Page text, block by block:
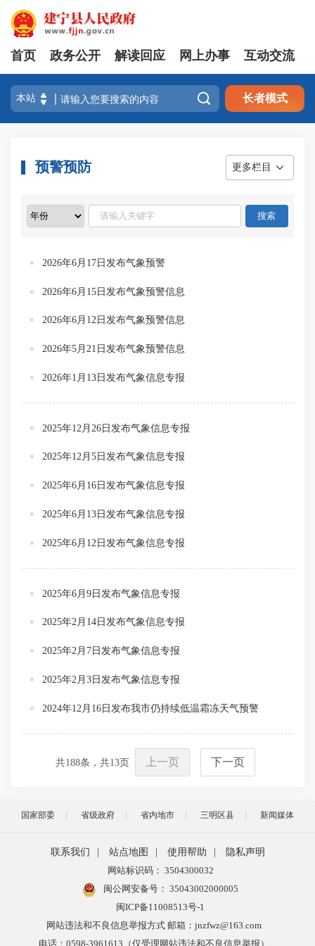
首页 政务公开 解读回应 网上办事 互动交流
 长者模式
预警预防 更多栏目
2026年6月17日发布气象预警
2026年6月15日发布气象预警信息
2026年6月12日发布气象预警信息
2026年5月21日发布气象预警信息
2026年1月13日发布气象信息专报
2025年12月26日发布气象信息专报
2025年12月5日发布气象信息专报
2025年6月16日发布气象信息专报
2025年6月13日发布气象信息专报
2025年6月12日发布气象信息专报
2025年6月9日发布气象信息专报
2025年2月14日发布气象信息专报
2025年2月7日发布气象信息专报
2025年2月3日发布气象信息专报
2024年12月16日发布我市仍持续低温霜冻天气预警
共188条，共13页 上一页 下一页
国家部委 省级政府 省内地市 三明区县 新闻媒体
联系我们 | 站点地图 | 使用帮助 |
隐私声明
网站标识码： 3504300032
闽公网安备号： 35043002000005
闽ICP备11008513号-1
网站违法和不良信息举报方式 邮箱：jnzfwz@163.com
电话：0598-3961613（仅受理网站违法和不良信息举报）